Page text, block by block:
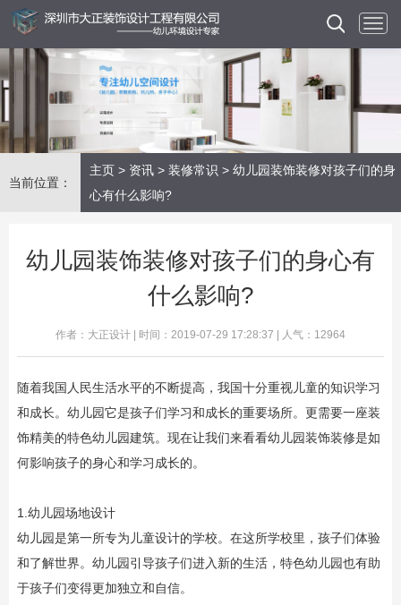
当前位置：
主页 > 资讯 > 装修常识 > 幼儿园装饰装修对孩子们的身
心有什么影响?
幼儿园装饰装修对孩子们的身心有
什么影响?
作者：大正设计 | 时间：2019-07-29 17:28:37 | 人气：12964
随着我国人民生活水平的不断提高，我国十分重视儿童的知识学习
和成长。幼儿园它是孩子们学习和成长的重要场所。更需要一座装
饰精美的特色幼儿园建筑。现在让我们来看看幼儿园装饰装修是如
何影响孩子的身心和学习成长的。
1.幼儿园场地设计
幼儿园是第一所专为儿童设计的学校。在这所学校里，孩子们体验
和了解世界。幼儿园引导孩子们进入新的生活，特色幼儿园也有助
于孩子们变得更加独立和自信。